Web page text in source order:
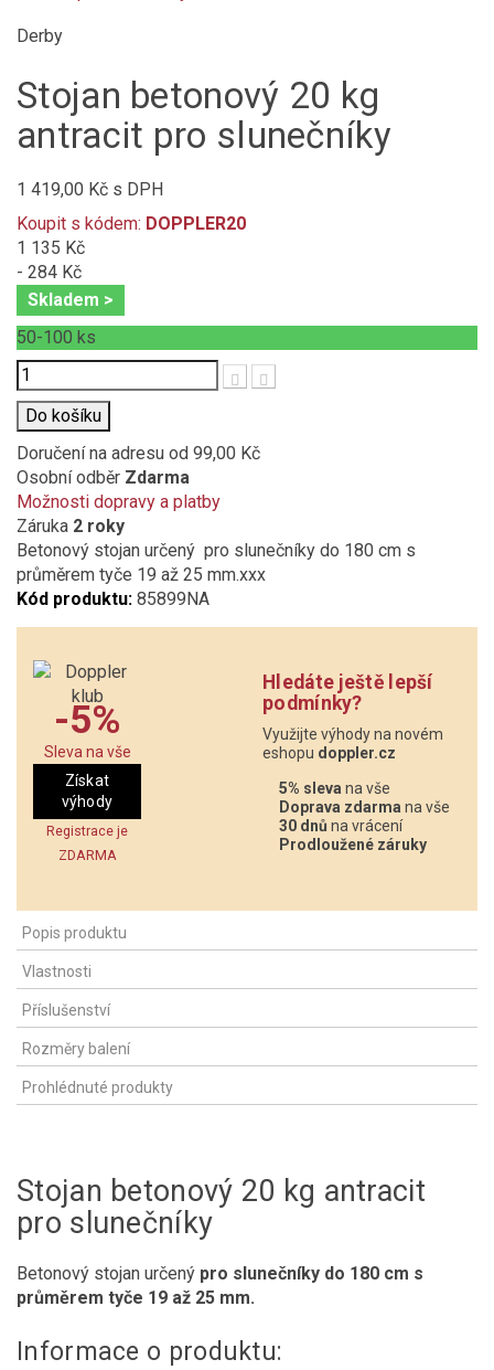
Derby
Stojan betonový 20 kg
antracit pro slunečníky
1 419,00 Kč s DPH
Koupit s kódem: DOPPLER20
1 135 Kč
- 284 Kč
Skladem >
50-100 ks
Počet
Do košíku
Doručení na adresu od 99,00 Kč
Osobní odběr Zdarma
Možnosti dopravy a platby
Záruka 2 roky
Betonový stojan určený pro slunečníky do 180 cm s
průměrem tyče 19 až 25 mm.xxx
Kód produktu: 85899NA
-5%
Sleva na vše
Získat
výhody
Registrace je
ZDARMA
Hledáte ještě lepší
podmínky?
Využijte výhody na novém
eshopu doppler.cz
5% sleva na vše
Doprava zdarma na vše
30 dnů na vrácení
Prodloužené záruky
Popis produktu
Vlastnosti
Příslušenství
Rozměry balení
Prohlédnuté produkty
Stojan betonový 20 kg antracit
pro slunečníky
Betonový stojan určený pro slunečníky do 180 cm s
průměrem tyče 19 až 25 mm.
Informace o produktu: